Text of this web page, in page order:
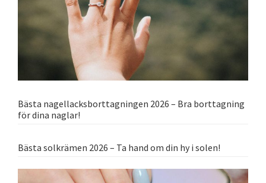
Bästa nagellacksborttagningen 2026 – Bra borttagning
för dina naglar!
Bästa solkrämen 2026 – Ta hand om din hy i solen!